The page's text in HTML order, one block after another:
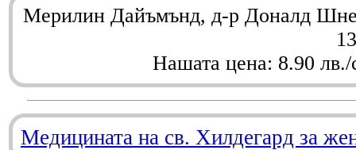
Мерилин Дайъмънд, д-р Доналд
Нашата цена: 8.90 лв./
Медицината на св. Хилдегард за